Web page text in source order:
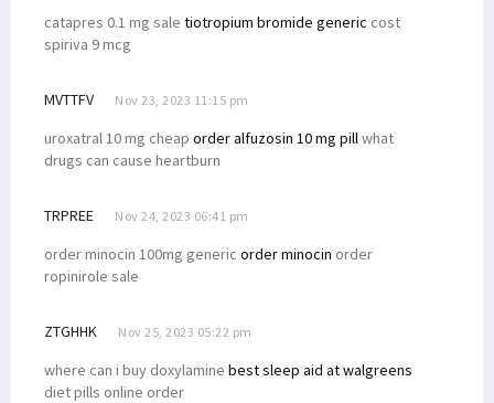
catapres 0.1 mg sale tiotropium bromide generic cost
spiriva 9 mcg
MVTTFV Nov 23, 2023 11:15 pm
uroxatral 10 mg cheap order alfuzosin 10 mg pillwhat
drugs can cause heartburn
TRPREE Nov 24, 2023 06:41 pm
order minocin 100mg generic order minocin order
ropinirole sale
ZTGHHK Nov 25, 2023 05:22 pm
where can i buy doxylamine best sleep aid at walgreens
diet pills online order